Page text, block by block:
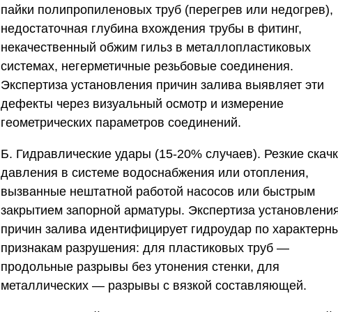
пайки полипропиленовых труб (перегрев или недогрев),
недостаточная глубина вхождения трубы в фитинг,
некачественный обжим гильз в металлопластиковых
системах, негерметичные резьбовые соединения.
Экспертиза установления причин залива выявляет эти
дефекты через визуальный осмотр и измерение
геометрических параметров соединений.
Б. Гидравлические удары (15-20% случаев). Резкие
давления в системе водоснабжения или отопления,
вызванные нештатной работой насосов или быстрым
закрытием запорной арматуры. Экспертиза
причин залива идентифицирует гидроудар по
признакам разрушения: для пластиковых труб —
продольные разрывы без утонения стенки, для
металлических — разрывы с вязкой составляющей.